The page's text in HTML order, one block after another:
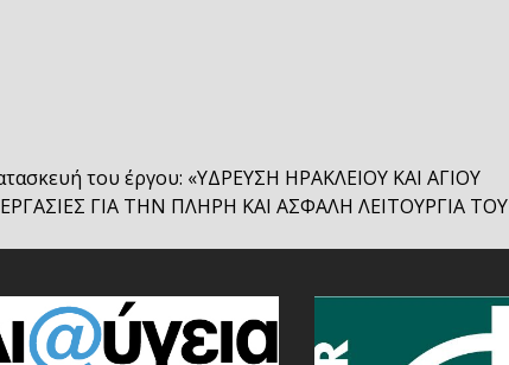
του έργου: «ΥΔΡΕΥΣΗ ΗΡΑΚΛΕΙΟΥ ΚΑΙ ΑΓΙΟΥ
ΓΙΑ ΤΗΝ ΠΛΗΡΗ ΚΑΙ ΑΣΦΑΛΗ ΛΕΙΤΟΥΡΓΙΑ ΤΟΥ